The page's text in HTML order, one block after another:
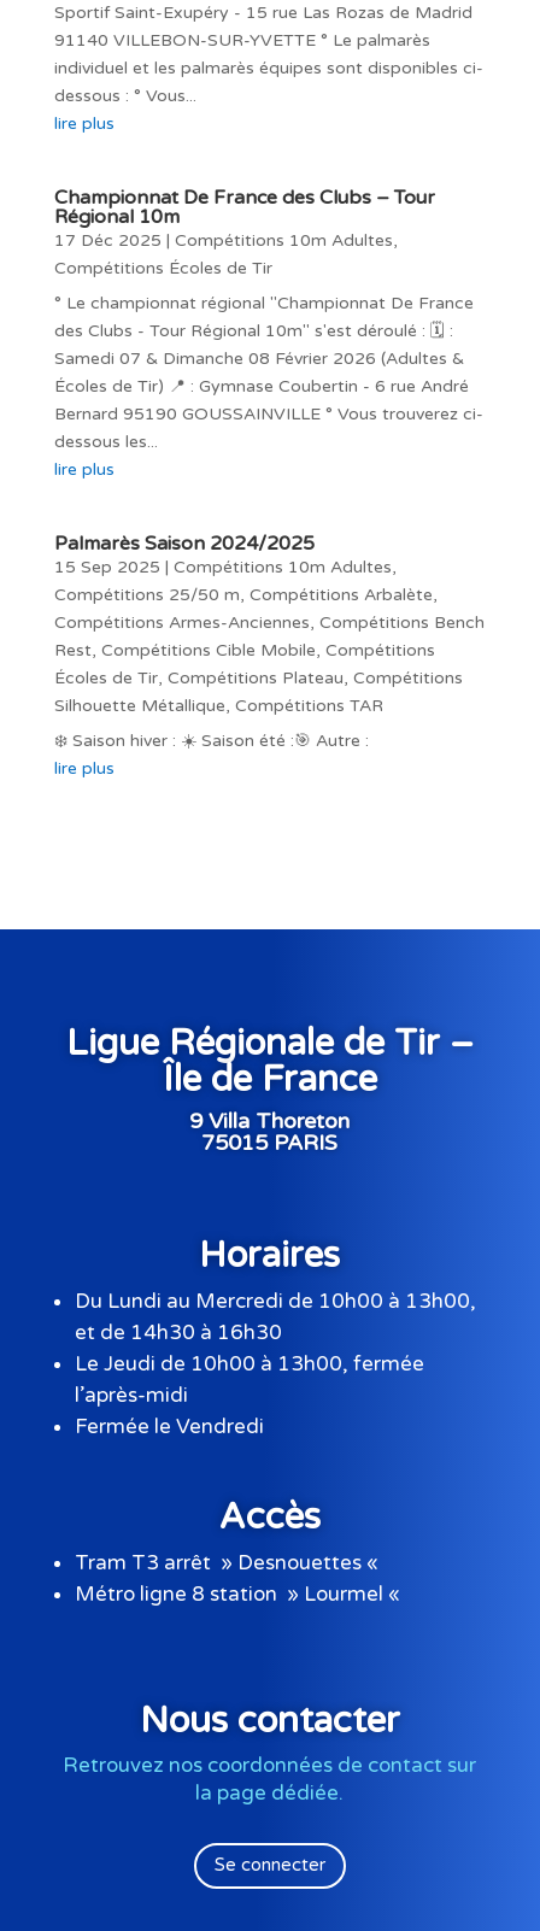
Sportif Saint-Exupéry - 15 rue Las Rozas de Madrid
91140 VILLEBON-SUR-YVETTE ° Le palmarès
individuel et les palmarès équipes sont disponibles ci-
dessous : ° Vous...
lire plus
Championnat De France des Clubs – Tour
Régional 10m
17 Déc 2025 | Compétitions 10m Adultes,
Compétitions Écoles de Tir
° Le championnat régional "Championnat De France
des Clubs - Tour Régional 10m" s'est déroulé : 🗓️ :
Samedi 07 & Dimanche 08 Février 2026 (Adultes &
Écoles de Tir) 📍 : Gymnase Coubertin - 6 rue André
Bernard 95190 GOUSSAINVILLE ° Vous trouverez ci-
dessous les...
lire plus
Palmarès Saison 2024/2025
15 Sep 2025 | Compétitions 10m Adultes,
Compétitions 25/50 m, Compétitions Arbalète,
Compétitions Armes-Anciennes, Compétitions Bench
Rest, Compétitions Cible Mobile, Compétitions
Écoles de Tir, Compétitions Plateau, Compétitions
Silhouette Métallique, Compétitions TAR
❄️ Saison hiver : ☀️ Saison été :🎯 Autre :
lire plus
Ligue Régionale de Tir –
Île de France
9 Villa Thoreton
75015 PARIS
Horaires
Du Lundi au Mercredi de 10h00 à 13h00,
et de 14h30 à 16h30
Le Jeudi de 10h00 à 13h00, fermée
l’après-midi
Fermée le Vendredi
Accès
Tram T3 arrêt » Desnouettes «
Métro ligne 8 station » Lourmel «
Nous contacter
Retrouvez nos coordonnées de contact sur
la page dédiée.
Se connecter